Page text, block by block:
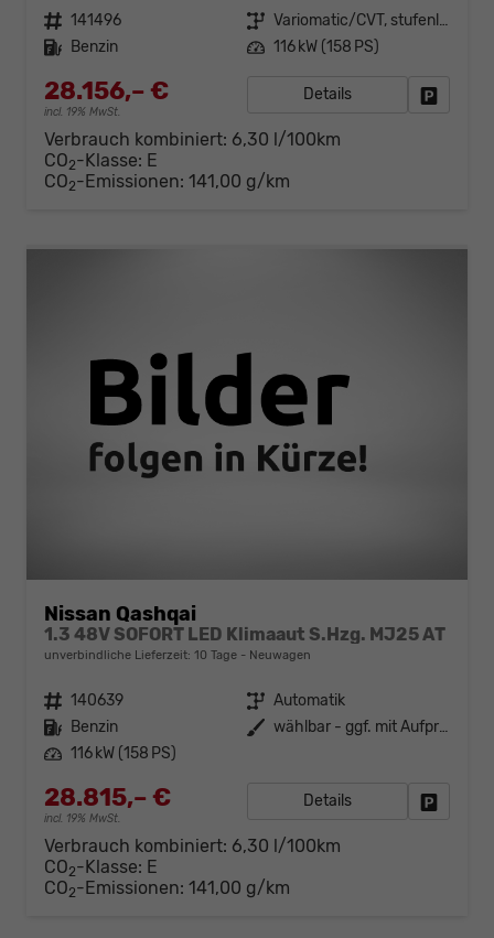
Fahrzeugnr. 141496 Getriebe
Variomatic/CVT, stufenlos
Kraftstoff Benzin Leistung 116 kW (158 PS)
28.156,– €
incl. 19% MwSt.
Details
Verbrauch kombiniert: 6,30 l/100km
CO2-Klasse: E
CO2-Emissionen: 141,00 g/km
Nissan Qashqai
1.3 48V SOFORT LED Klimaaut S.Hzg. MJ25 AT
unverbindliche Lieferzeit: 10 Tage Neuwagen
Fahrzeugnr. 140639 Getriebe Automatik
Kraftstoff Benzin Außenfarbe
wählbar - ggf. mit Aufpreis
Leistung 116 kW (158 PS)
28.815,– €
incl. 19% MwSt.
Details
Verbrauch kombiniert: 6,30 l/100km
CO2-Klasse: E
CO2-Emissionen: 141,00 g/km